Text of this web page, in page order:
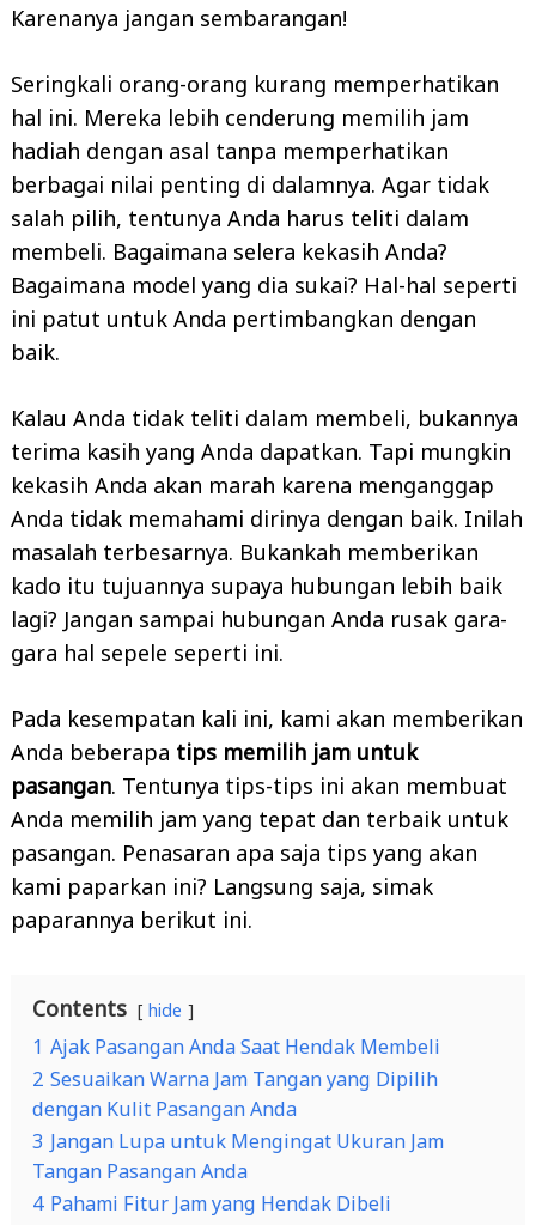
Karenanya jangan sembarangan!
Seringkali orang-orang kurang memperhatikan
hal ini. Mereka lebih cenderung memilih jam
hadiah dengan asal tanpa memperhatikan
berbagai nilai penting di dalamnya. Agar tidak
salah pilih, tentunya Anda harus teliti dalam
membeli. Bagaimana selera kekasih Anda?
Bagaimana model yang dia sukai? Hal-hal seperti
ini patut untuk Anda pertimbangkan dengan
baik.
Kalau Anda tidak teliti dalam membeli, bukannya
terima kasih yang Anda dapatkan. Tapi mungkin
kekasih Anda akan marah karena menganggap
Anda tidak memahami dirinya dengan baik. Inilah
masalah terbesarnya. Bukankah memberikan
kado itu tujuannya supaya hubungan lebih baik
lagi? Jangan sampai hubungan Anda rusak gara-
gara hal sepele seperti ini.
Pada kesempatan kali ini, kami akan memberikan
Anda beberapa tips memilih jam untuk
pasangan. Tentunya tips-tips ini akan membuat
Anda memilih jam yang tepat dan terbaik untuk
pasangan. Penasaran apa saja tips yang akan
kami paparkan ini? Langsung saja, simak
paparannya berikut ini.
Contents hide
1 Ajak Pasangan Anda Saat Hendak Membeli
2 Sesuaikan Warna Jam Tangan yang Dipilih
dengan Kulit Pasangan Anda
3 Jangan Lupa untuk Mengingat Ukuran Jam
Tangan Pasangan Anda
4 Pahami Fitur Jam yang Hendak Dibeli